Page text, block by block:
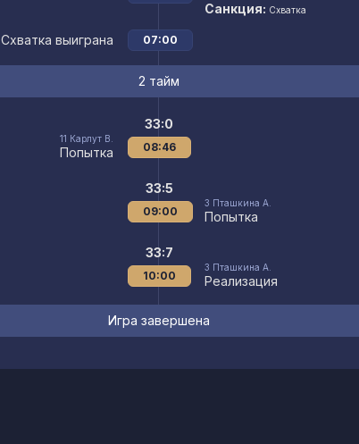
Санкция: Схватка
Схватка выиграна 07:00
2 тайм
11 Карлут В.
Попытка
33:0
08:46
3 Пташкина А.
Попытка
33:5
09:00
3 Пташкина А.
Реализация
33:7
10:00
Игра завершена